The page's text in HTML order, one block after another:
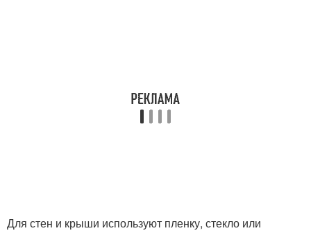
Для стен и крыши используют пленку, стекло или